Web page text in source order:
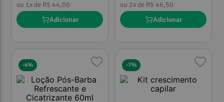
ou 1x de R$ 44,00
Adicionar
ou 2x de R$ 46,50
Adicionar
-4% -7%